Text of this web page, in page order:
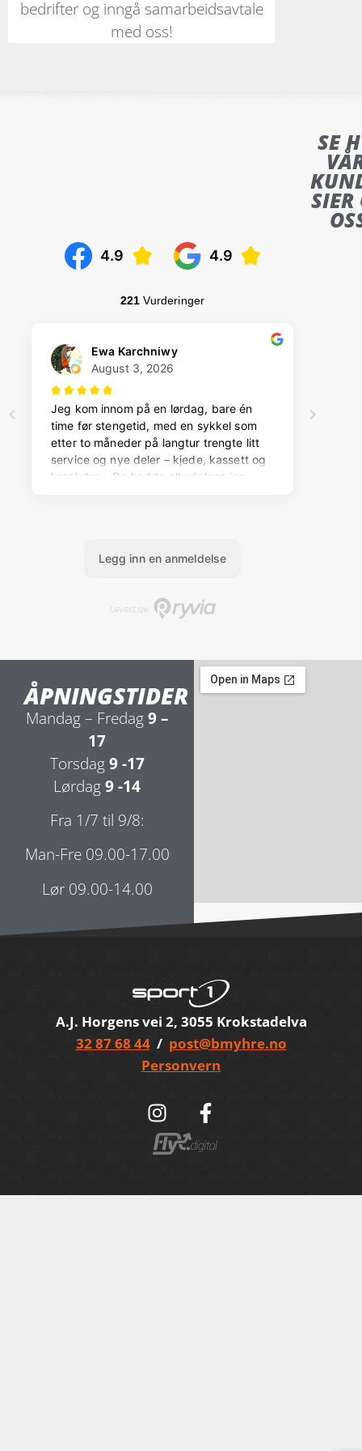
bedrifter og inngå samarbeidsavtale
med oss!
SE
SIER
ÅPNINGSTIDER
Mandag – Fredag9 –
17
Torsdag9 -17
Lørdag9 -14
Fra 1/7 til 9/8:
Man-Fre 09.00-17.00
Lør 09.00-14.00
A.J. Horgens vei 2, 3055 Krokstadelva
32 87 68 44/ post@bmyhre.no
Personvern